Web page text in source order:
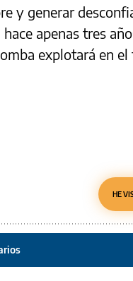
y generar
apenas tres
explotará en el
HE